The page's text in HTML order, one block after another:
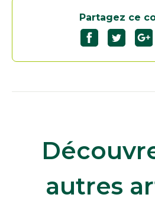
Partagez ce
autres